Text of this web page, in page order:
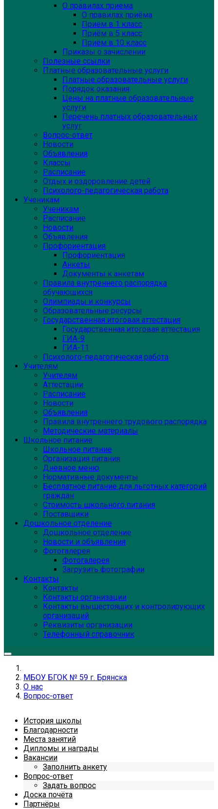
О правилах приёма
О правилах приёма
Приём в 1 класс
Приём в 5 класс
Приём в 10 класс
Приказы о зачислении
Полезные ссылки
Платные образовательные услуги
Платные образовательные услуги
Порядок оказания
Цены на платные образовательные
услуги
Перечень платных образовательных
услуг
Вопрос-ответ
Новости
Объявления
Классы
Расписание
Отдых и оздоровление детей
Психолого-педагогическая работа
Ученикам
Ученикам
Расписание
Новости
Объявления
Профориентация
Профориентация
Анкеты
Документы к анкетам
Правила внутреннего распорядка
обучающихся
Олимпиады и конкурсы
Образовательные ресурсы
Государственная итоговая аттестация
Государственная итоговая аттестация
ГИА-9
ГИА-11
Психолого-педагогическая работа
Учителям
Учителям
Аттестации
Расписание
Новости
Объявления
Правила внутреннего трудового распорядка
Методические материалы
Школьное питание
Школьное питание
Организация питания
Дневное меню
Нормативные документы
Бесплатное питание для льготных категорий
граждан
Стоимость школьного питания
Поставщики
Дошкольное отделение
Дошкольное отделение
Новости и объявления
Фотогалерея
Фотогалерея
Загрузить фотографии
Контакты
Контакты
Контакты организации
Контакты вышестоящих и контролирующих
организаций
Реквизиты организации
Телефонный справочник
МБОУ БГОК № 59 г. Брянска
О нас
Вопрос-ответ
История школы
Благодарности
Места занятий
Дипломы и награды
Вакансии
Заполнить анкету
Вопрос-ответ
Задать вопрос
Доска почёта
Партнёры